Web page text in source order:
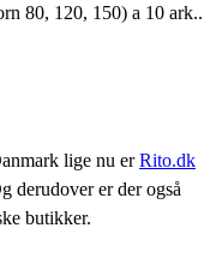
80, 120, 150) a 10 ark..
lige nu erRito.dk
derudover er der også
butikker.